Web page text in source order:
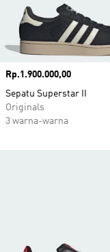
Harga
Rp.1.900.000,00
Sepatu Superstar II
Originals
3 warna-warna